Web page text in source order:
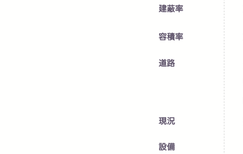
建蔽率
容積率
道路
​現況
設備